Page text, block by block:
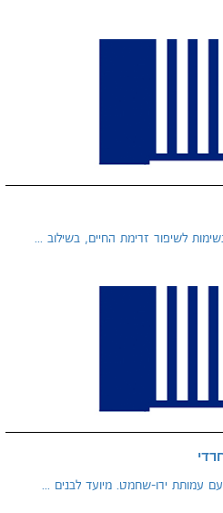
לשיפור זרימת החיים, בשילוב ...
עמותת ירו-שחמט. מיועד לבנים ...